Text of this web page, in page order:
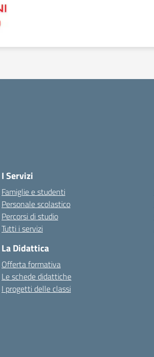
I Servizi
Famiglie e studenti
Personale scolastico
Percorsi di studio
Tutti i servizi
La Didattica
Offerta formativa
Le schede didattiche
I progetti delle classi